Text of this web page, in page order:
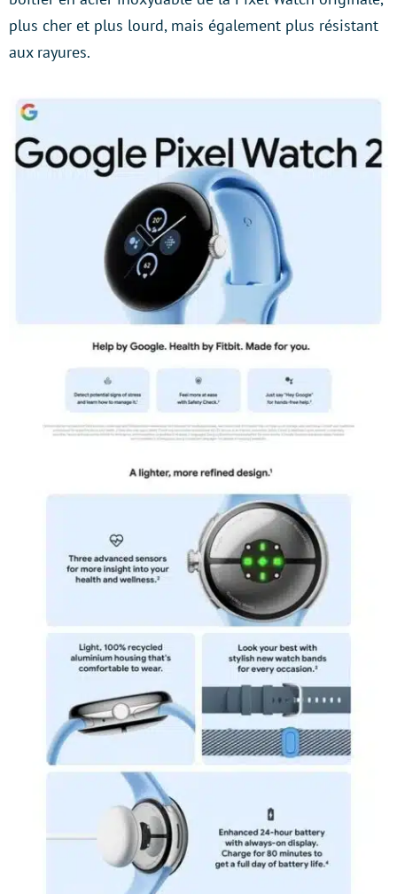
plus cher et plus lourd, mais également plus résistant
aux rayures.